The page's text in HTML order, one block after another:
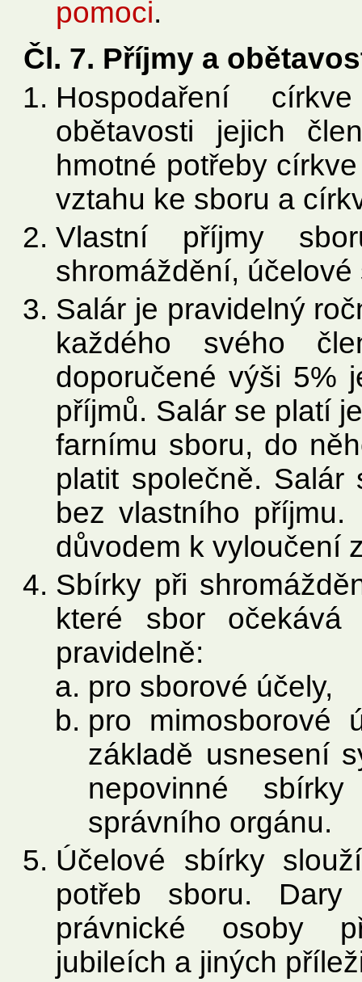
pomoci.
Čl. 7. Příjmy a
Hospodaření
obětavosti jejich
hmotné potřeby
vztahu ke sboru a
Vlastní příjmy
shromáždění, účelové
Salár je pravidelný
každého svého
doporučené výši 5%
příjmů. Salár se platí
farnímu sboru, do
platit společně.
bez vlastního
důvodem k vyloučení
Sbírky při
které sbor
pravidelně:
pro sborové účely,
pro mimosborové
základě usnesení
nepovinné
správního orgánu.
Účelové sbírky
potřeb sboru.
právnické osoby
jubileích a jiných